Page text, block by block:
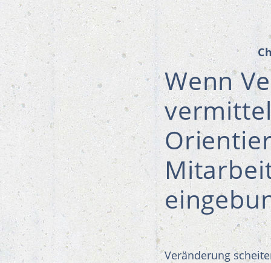
Wenn
Veränderung